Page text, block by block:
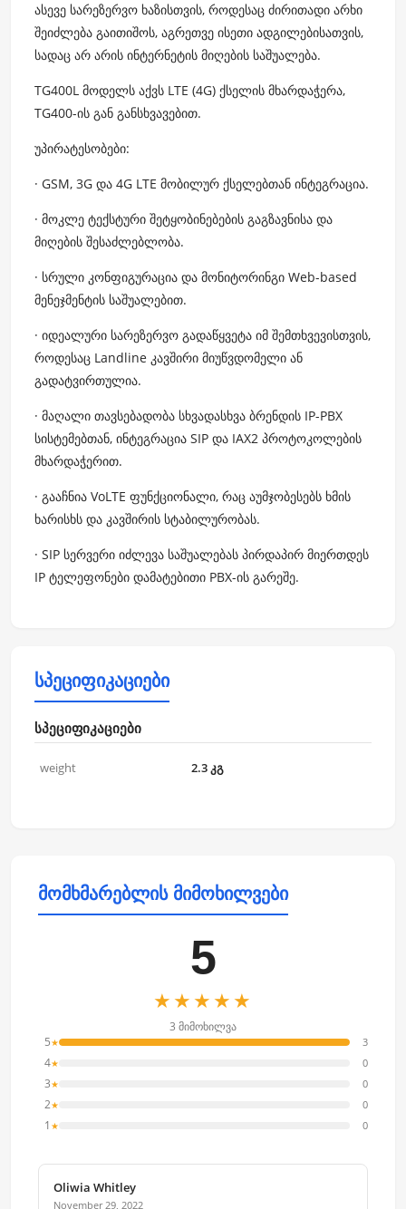
ასევე სარეზერვო ხაზისთვის, როდესაც ძირითადი არხი
შეიძლება გაითიშოს, აგრეთვე ისეთი ადგილებისათვის,
სადაც არ არის ინტერნეტის მიღების საშუალება.
TG400L მოდელს აქვს LTE (4G) ქსელის მხარდაჭერა,
TG400-ის გან განსხვავებით.
უპირატესობები:
· GSM, 3G და 4G LTE მობილურ ქსელებთან ინტეგრაცია.
· მოკლე ტექსტური შეტყობინებების გაგზავნისა და
მიღების შესაძლებლობა.
· სრული კონფიგურაცია და მონიტორინგი Web-based
მენეჯმენტის საშუალებით.
· იდეალური სარეზერვო გადაწყვეტა იმ შემთხვევისთვის,
როდესაც Landline კავშირი მიუწვდომელი ან
გადატვირთულია.
· მაღალი თავსებადობა სხვადასხვა ბრენდის IP-PBX
სისტემებთან, ინტეგრაცია SIP და IAX2 პროტოკოლების
მხარდაჭერით.
· გააჩნია VoLTE ფუნქციონალი, რაც აუმჯობესებს ხმის
ხარისხს და კავშირის სტაბილურობას.
· SIP სერვერი იძლევა საშუალებას პირდაპირ მიერთდეს
IP ტელეფონები დამატებითი PBX-ის გარეშე.
სპეციფიკაციები
სპეციფიკაციები
weight 2.3 კგ
მომხმარებლის მიმოხილვები
5
★★★★★
3 მიმოხილვა
5★ 3
4★ 0
3★ 0
2★ 0
1 ★ 0
Oliwia Whitley
November 29, 2022